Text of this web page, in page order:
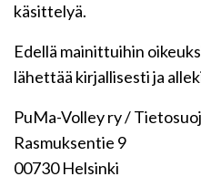
käsittelyä.
Edellä mainittuihin
lähettää kirjallisesti ja
PuMa-Volley ry /
Rasmuksentie 9
00730 Helsinki